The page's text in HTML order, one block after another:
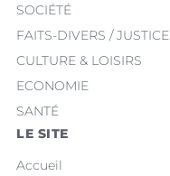
SOCIÉTÉ
FAITS-DIVERS / JUSTICE
CULTURE & LOISIRS
ECONOMIE
SANTÉ
LE SITE
Accueil